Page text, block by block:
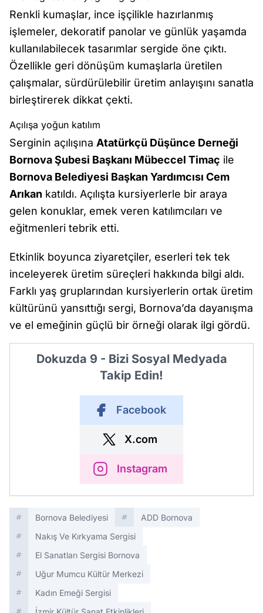
Renkli kumaşlar, ince işçilikle hazırlanmış
işlemeler, dekoratif panolar ve günlük yaşamda
kullanılabilecek tasarımlar sergide öne çıktı.
Özellikle geri dönüşüm kumaşlarla üretilen
çalışmalar, sürdürülebilir üretim anlayışını sanatla
birleştirerek dikkat çekti.
Açılışa yoğun katılım
Serginin açılışına Atatürkçü Düşünce Derneği
Bornova Şubesi Başkanı Mübeccel Timaç ile
Bornova Belediyesi Başkan Yardımcısı Cem
Arıkan katıldı. Açılışta kursiyerlerle bir araya
gelen konuklar, emek veren katılımcıları ve
eğitmenleri tebrik etti.
Etkinlik boyunca ziyaretçiler, eserleri tek tek
inceleyerek üretim süreçleri hakkında bilgi aldı.
Farklı yaş gruplarından kursiyerlerin ortak üretim
kültürünü yansıttığı sergi, Bornova’da dayanışma
ve el emeğinin güçlü bir örneği olarak ilgi gördü.
Dokuzda 9 - Bizi Sosyal Medyada
Takip Edin!
Facebook
X.com
Instagram
Bornova Belediyesi
ADD Bornova
Nakış Ve Kırkyama Sergisi
El Sanatları Sergisi Bornova
Uğur Mumcu Kültür Merkezi
Kadın Emeği Sergisi